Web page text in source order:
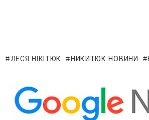
ЛЕСЯ НІКІТЮК НИКИТЮК НОВИНИ